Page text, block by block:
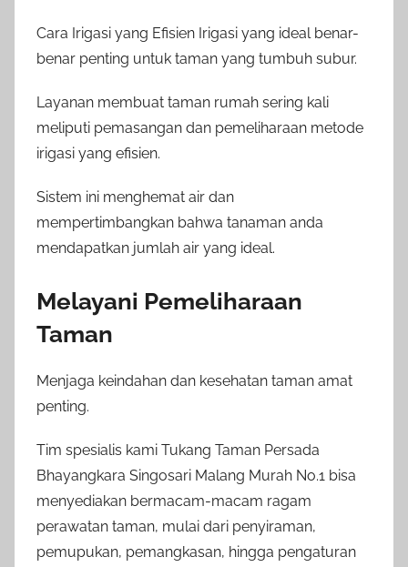
Cara Irigasi yang Efisien Irigasi yang ideal benar-
benar penting untuk taman yang tumbuh subur.
Layanan membuat taman rumah sering kali
meliputi pemasangan dan pemeliharaan metode
irigasi yang efisien.
Sistem ini menghemat air dan
mempertimbangkan bahwa tanaman anda
mendapatkan jumlah air yang ideal.
Melayani Pemeliharaan
Taman
Menjaga keindahan dan kesehatan taman amat
penting.
Tim spesialis kami Tukang Taman Persada
Bhayangkara Singosari Malang Murah No.1 bisa
menyediakan bermacam-macam ragam
perawatan taman, mulai dari penyiraman,
pemupukan, pemangkasan, hingga pengaturan